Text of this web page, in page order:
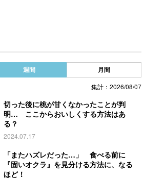
週間 月間
集計：2026/08/07
切った後に桃が甘くなかったことが判
明… ここからおいしくする方法はあ
る？
2024.07.17
「またハズレだった…」 食べる前に
『固いオクラ』を見分ける方法に、なる
ほど！